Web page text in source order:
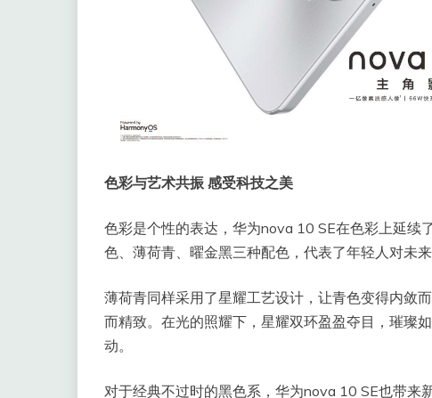
色彩与艺术共振 感受科技之美
色彩是个性的表达，华为nova 10 SE在色彩上延
色、薄荷青、曜金黑三种配色，代表了年轻人对未
薄荷青同样采用了星耀工艺设计，让青色变得内敛
而精致。在光的照耀下，星耀双环盈盈夺目，璀璨
动。
对于经典不过时的黑色系，华为nova 10 SE也带来